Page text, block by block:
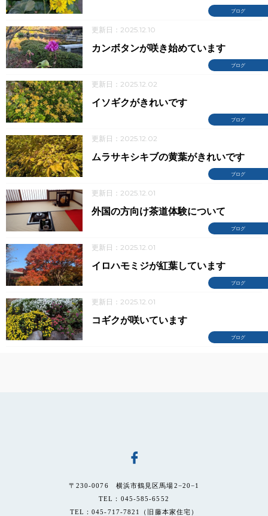
ブログ
更新日：2025.12.10
ブログ
カンボタンが咲き始めています
更新日：2025.12.02
ブログ
イソギクがきれいです
更新日：2025.12.02
ブログ
ムラサキシキブの黄葉がきれいです
更新日：2025.12.01
ブログ
外国の方向け茶道体験について
更新日：2025.12.01
ブログ
イロハモミジが紅葉しています
更新日：2025.12.01
ブログ
コギクが咲いています
〒230-0076 横浜市鶴見区馬場2−20−1
TEL：045-585-6552
TEL：045-717-7821（旧藤本家住宅）